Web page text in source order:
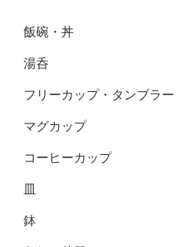
飯碗・丼
湯呑
フリーカップ・タンブラー
マグカップ
コーヒーカップ
皿
鉢